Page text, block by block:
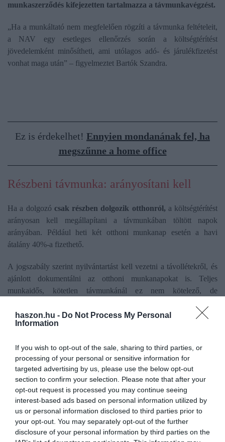
haszon.hu - Do Not Process My Personal
Information
If you wish to opt-out of the sale, sharing to third parties, or
processing of your personal or sensitive information for
targeted advertising by us, please use the below opt-out
section to confirm your selection. Please note that after your
opt-out request is processed you may continue seeing
interest-based ads based on personal information utilized by
us or personal information disclosed to third parties prior to
your opt-out. You may separately opt-out of the further
disclosure of your personal information by third parties on the
munkaszerződés kifejezetten tartalmazza a távmunkavégzést.
„Ha a munkáltató nem megfelelően rögzíti a távmunka feltételeit,
a NAV egy esetleges ellenőrzés során a költségtérítést
jövedelemként minősítheti, ami utólagos adó- és járulékfizetést
vonhat maga után” – figyelmeztet Bartók Szandra.
Ez is érdekelhet! Ennyien mondanának fel, ha
megszűnne a home office
Részbeni távmunka: arányosítani kell
Ha a dolgozó csak részben dolgozik otthonról, a költségtérítést
arányosan kell megállapítani a távmunkában töltött napok
arányában. Például heti két otthoni munkanap esetén a havi
átalány 40%-a fizethető.
A jogszabály szerint nyilvántartást kell vezetni a távollétekről, és
ajánlott dokumentálni az otthoni munkanapokat is. Teljes
munkaidős, kötetlen távmunkánál ez nem kötelező, de
Magyarországon a távmunka aránya a pandémiás időszak után
cég kínál hibrid munkarendet, miközben az adózási és jogi
megfelelés még nem mindenhol megoldott.
Olvasd el ezt is!
Home office és Z generáció: mégsem akkora a